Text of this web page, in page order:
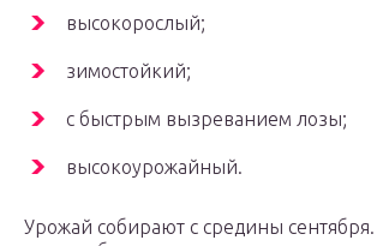
высокорослый;
зимостойкий;
с быстрым вызреванием лозы;
высокоурожайный.
Урожай собирают с средины